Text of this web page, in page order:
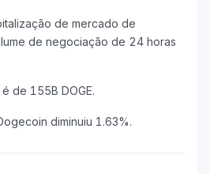
de mercado de
de negociação de 24 horas
de 155B DOGE.
diminuiu 1.63%.